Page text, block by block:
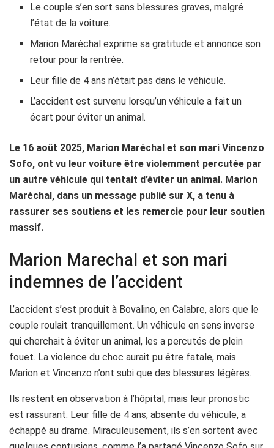
Le couple s’en sort sans blessures graves, malgré
l’état de la voiture.
Marion Maréchal exprime sa gratitude et annonce son
retour pour la rentrée.
Leur fille de 4 ans n’était pas dans le véhicule.
L’accident est survenu lorsqu’un véhicule a fait un
écart pour éviter un animal.
Le 16 août 2025, Marion Maréchal et son mari Vincenzo
Sofo, ont vu leur voiture être violemment percutée par
un autre véhicule qui tentait d’éviter un animal. Marion
Maréchal, dans un message publié sur X, a tenu à
rassurer ses soutiens et les remercie pour leur soutien
massif.
Marion Marechal et son mari
indemnes de l’accident
L’accident s’est produit à Bovalino, en Calabre, alors que le
couple roulait tranquillement. Un véhicule en sens inverse
qui cherchait à éviter un animal, les a percutés de plein
fouet. La violence du choc aurait pu être fatale, mais
Marion et Vincenzo n’ont subi que des blessures légères.
Ils restent en observation à l’hôpital, mais leur pronostic
est rassurant. Leur fille de 4 ans, absente du véhicule, a
échappé au drame. Miraculeusement, ils s’en sortent avec